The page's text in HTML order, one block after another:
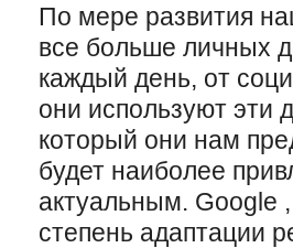
По мере развития
все больше личных
каждый день, от
они используют эти
который они нам
будет наиболее
актуальным. Google
степень адаптации